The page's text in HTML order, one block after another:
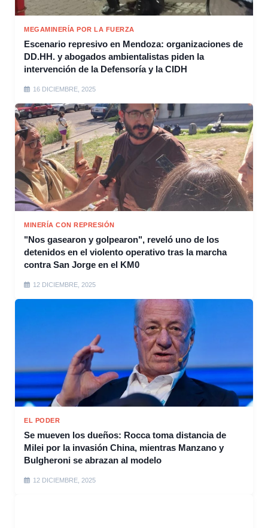
MEGAMINERÍA POR LA FUERZA
Escenario represivo en Mendoza: organizaciones de
DD.HH. y abogados ambientalistas piden la
intervención de la Defensoría y la CIDH
16 DICIEMBRE, 2025
MINERÍA CON REPRESIÓN
"Nos gasearon y golpearon", reveló uno de los
detenidos en el violento operativo tras la marcha
contra San Jorge en el KM0
12 DICIEMBRE, 2025
EL PODER
Se mueven los dueños: Rocca toma distancia de
Milei por la invasión China, mientras Manzano y
Bulgheroni se abrazan al modelo
12 DICIEMBRE, 2025